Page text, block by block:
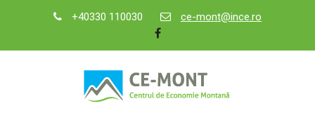
+40330 110030 ce-mont@ince.ro